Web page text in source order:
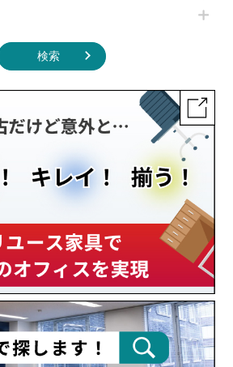
検索